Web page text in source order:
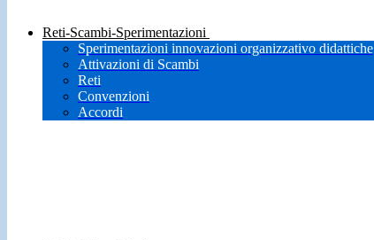
Reti-Scambi-Sperimentazioni
Sperimentazioni innovazioni organizzativo didattiche
Attivazioni di Scambi
Reti
Convenzioni
Accordi